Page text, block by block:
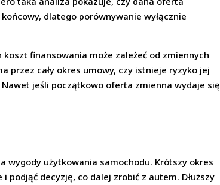
dlatego porównywanie wyłącznie
finansowania może zależeć od zmiennych
przez cały okres umowy, czy istnieje ryzyko jej
jeśli początkowo oferta zmienna wydaje się
wygody użytkowania samochodu. Krótszy okres
decyzję, co dalej zrobić z autem. Dłuższy